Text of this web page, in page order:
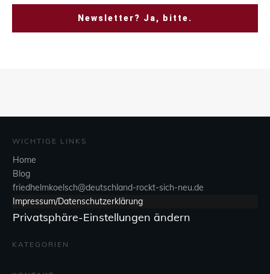
Newsletter? Ja, bitte.
WICHTIGE LINKS
Home
Blog
friedhelmkoelsch@deutschland-rockt-sich-neu.de
Impressum/Datenschutzerklärung
Privatsphäre-Einstellungen ändern
KATEGORIEN